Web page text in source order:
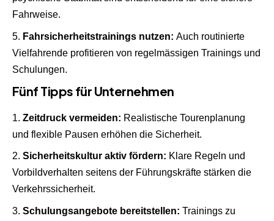
Fahrweise.
Fahrsicherheitstrainings nutzen: Auch routinierte
Vielfahrende profitieren von regelmässigen Trainings und
Schulungen.
Fünf Tipps für Unternehmen
Zeitdruck vermeiden: Realistische Tourenplanung
und flexible Pausen erhöhen die Sicherheit.
Sicherheitskultur aktiv fördern: Klare Regeln und
Vorbildverhalten seitens der Führungskräfte stärken die
Verkehrssicherheit.
Schulungsangebote bereitstellen: Trainings zu